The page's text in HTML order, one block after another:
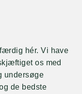
hér. Vi have
os med
undersøge
de bedste